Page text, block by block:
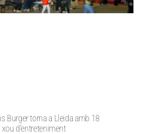
Burger torna a Lleida amb 18
d’entreteniment